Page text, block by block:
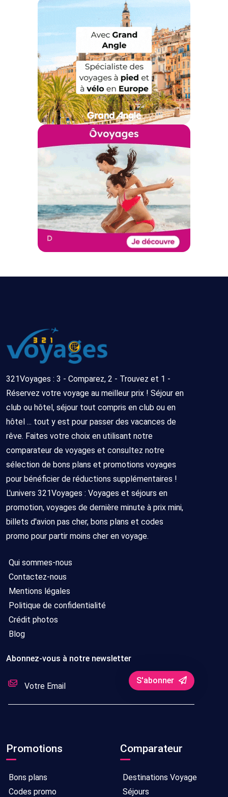
321Voyages : 3 - Comparez, 2 - Trouvez et 1 -
Réservez votre voyage au meilleur prix ! Séjour en
club ou hôtel, séjour tout compris en club ou en
hôtel ... tout y est pour passer des vacances de
rêve. Faites votre choix en utilisant notre
comparateur de voyages et consultez notre
sélection de bons plans et promotions voyages
pour bénéficier de réductions supplémentaires !
L'univers 321Voyages : Voyages et séjours en
promotion, voyages de dernière minute à prix mini,
billets d'avion pas cher, bons plans et codes
promo pour partir moins cher en voyage.
Qui sommes-nous
Contactez-nous
Mentions légales
Politique de confidentialité
Crédit photos
Blog
Abonnez-vous à notre newsletter
S'abonner
Promotions
Bons plans
Codes promo
Comparateur
Destinations Voyage
Séjours